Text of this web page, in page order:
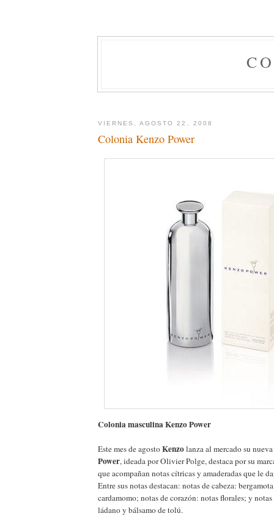
VIERNES, AGOSTO 22, 2008
Colonia Kenzo Power
Colonia masculina Kenzo Power
Este mes de agostoKenzolanza al mercado su
Power, ideada por Olivier Polge, destaca por su
que acompañan notas cítricas y amaderadas que le
Entre sus notas destacan: notas de cabeza:
cardamomo; notas de corazón: notas florales; y
ládano y bálsamo de tolú.